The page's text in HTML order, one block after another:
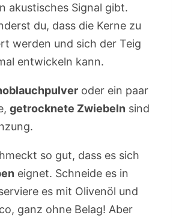
akustisches Signal gibt.
du, dass die Kerne zu
werden und sich der Teig
entwickeln kann.
oder ein paar
getrocknete Zwiebeln sind
so gut, dass es sich
eignet. Schneide es in
es mit Olivenöl und
ganz ohne Belag! Aber